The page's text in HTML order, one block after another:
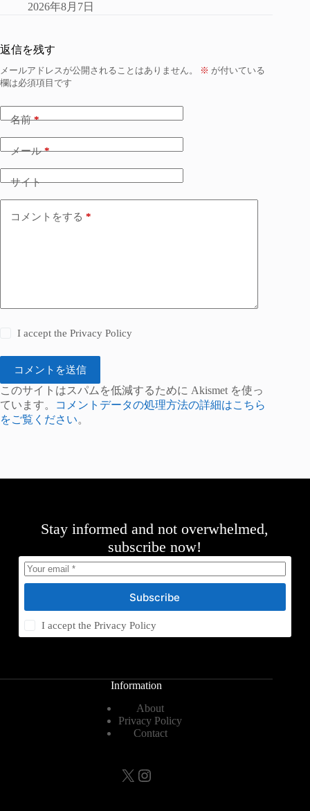
2026年8月7日
返信を残す
メールアドレスが公開されることはありません。 ※ が付いている
欄は必須項目です
名前*
メール*
サイト
コメントをする *
I accept thePrivacy Policy
コメントを送信
このサイトはスパムを低減するために Akismet を使っ
ています。
コメントデータの処理方法の詳細はこちら
をご覧ください。
Stay informed and not overwhelmed,
subscribe now!
Subscribe
I accept thePrivacy Policy
Information
About
Privacy Policy
Contact
X Instagram